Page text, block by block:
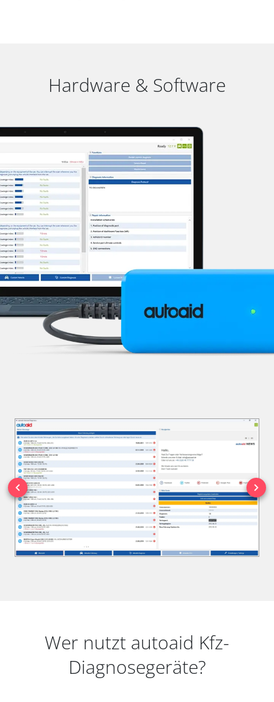
Hardware & Software
Wer nutzt autoaid Kfz-
Diagnosegeräte?